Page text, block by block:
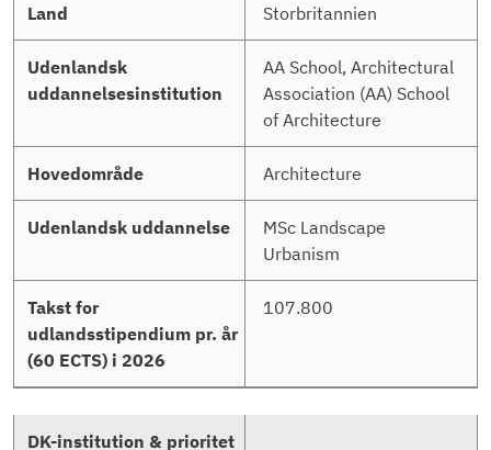
Storbritannien
AA School, Architectural
Association (AA) School
of Architecture
Architecture
MSc Landscape
Urbanism
107.800